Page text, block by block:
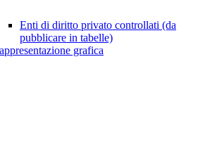
Enti di diritto privato controllati (da
pubblicare in tabelle)
grafica